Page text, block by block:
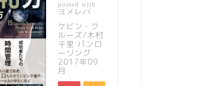
posted with
ヨメレバ
ケビン・ク
ルーズ/木村
千里 パンロ
ーリング
2017年09
月